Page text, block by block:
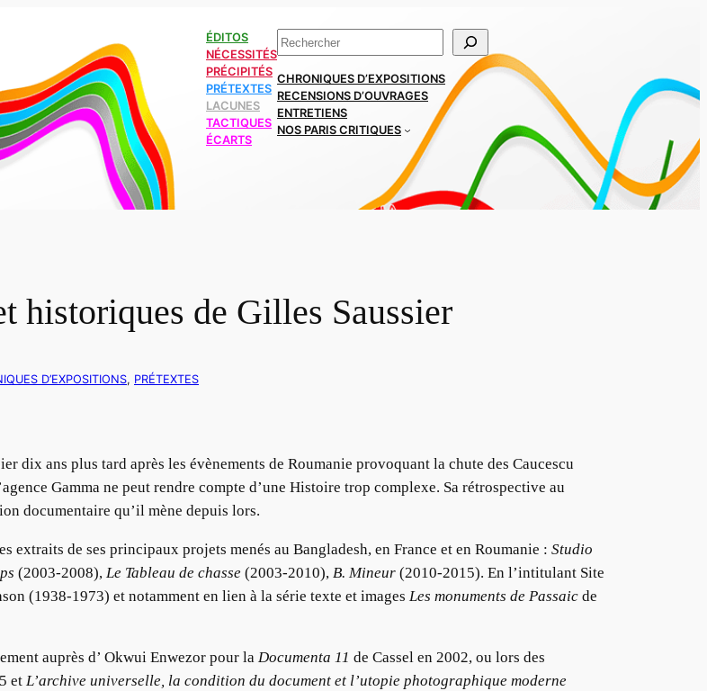
ÉDITOS
NÉCESSITÉS
PRÉCIPITÉS
PRÉTEXTES
LACUNES
TACTIQUES
ÉCARTS
Rechercher
CHRONIQUES D’EXPOSITIONS
RECENSIONS D’OUVRAGES
ENTRETIENS
NOS PARIS CRITIQUES
historiques de Gilles Saussier
D’EXPOSITIONS, PRÉTEXTES
dix ans plus tard après les évènements de Roumanie provoquant la chute des Caucescu
Gamma ne peut rendre compte d’une Histoire trop complexe. Sa rétrospective au
documentaire qu’il mène depuis lors.
de ses principaux projets menés au Bangladesh, en France et en Roumanie : Studio
(2003-2008), Le Tableau de chasse (2003-2010), B. Mineur (2010-2015). En l’intitulant Site
(1938-1973) et notamment en lien à la série texte et images Les monuments de Passaic de
auprès d’ Okwui Enwezor pour la Documenta 11 de Cassel en 2002, ou lors des
et L’archive universelle, la condition du document et l’utopie photographique moderne